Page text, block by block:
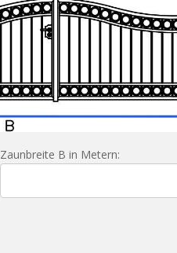
Zaunbreite B in Metern: